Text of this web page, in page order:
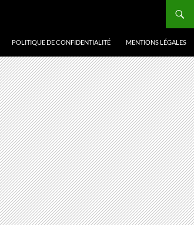
POLITIQUE DE CONFIDENTIALITÉ MENTIONS LÉGALES